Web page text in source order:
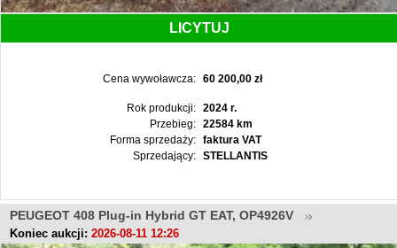
LICYTUJ
Cena wywoławcza: 60 200,00 zł
Rok produkcji:
2024 r.
Przebieg:
22584 km
Forma sprzedaży:
faktura VAT
Sprzedający:
STELLANTIS
PEUGEOT 408 Plug-in Hybrid GT EAT, OP4926V
Koniec aukcji: 2026-08-11 12:26